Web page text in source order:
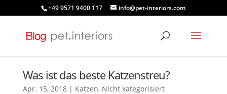
+49 9571 9400 117 info@pet-interiors.com
Was ist das beste Katzenstreu?
Apr. 15, 2018| Katzen, Nicht kategorisiert